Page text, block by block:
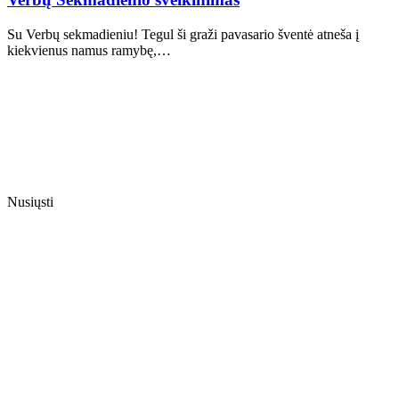
Su Verbų sekmadieniu! Tegul ši graži pavasario šventė atneša į
kiekvienus namus ramybę,…
Nusiųsti